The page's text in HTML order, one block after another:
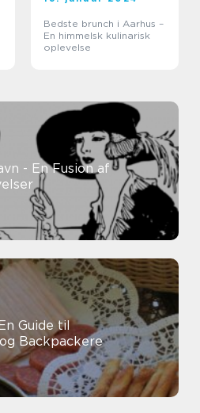
Bedste brunch i Aarhus –
En himmelsk kulinarisk
oplevelse
- En Fusion af
Guide til
Backpackere